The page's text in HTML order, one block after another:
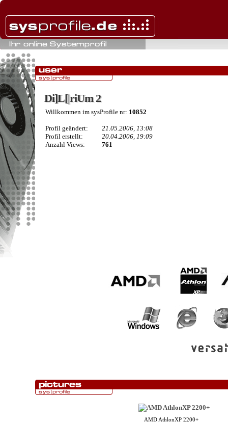
Di]L[|riUm 2
Di]L[|riUm 2
Willkommen im sysProfile nr: 10852
Profil geändert:
21.05.2006, 13:08
Profil erstellt:
20.04.2006, 19:09
Anzahl Views:
761
AMD AthlonXP 2200+